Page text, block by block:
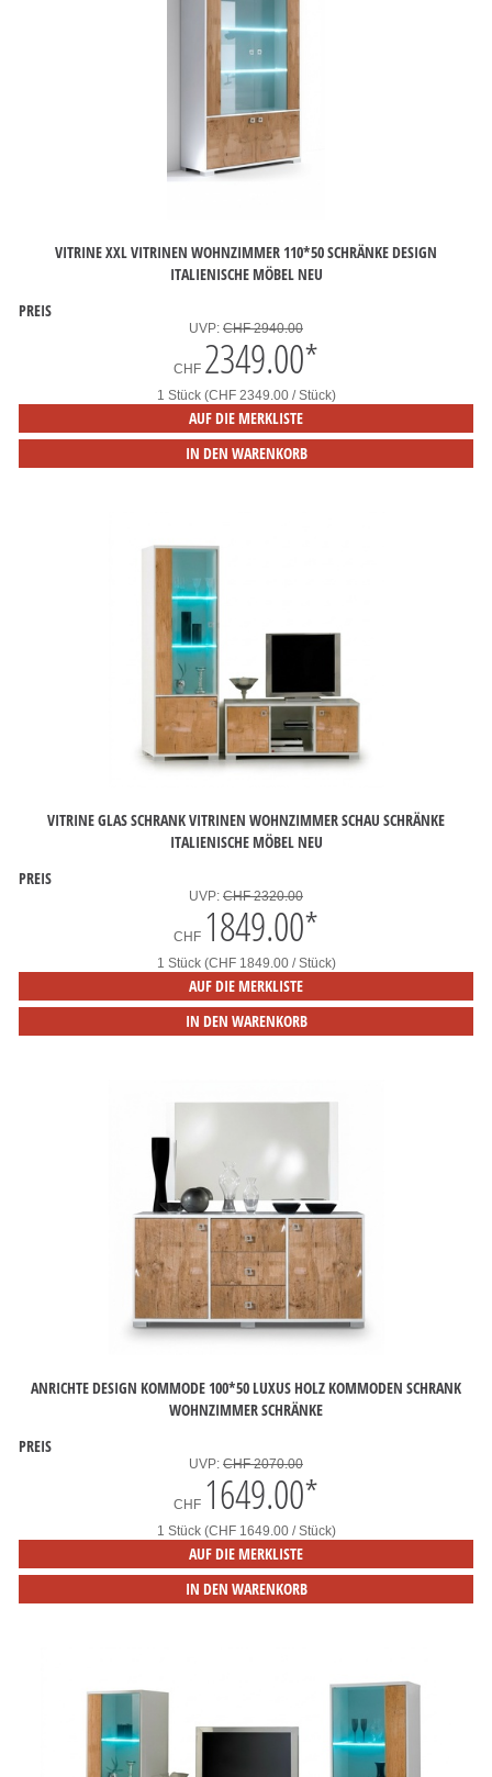
VITRINE XXL VITRINEN WOHNZIMMER 110*50 SCHRÄNKE DESIGN
ITALIENISCHE MÖBEL NEU
PREIS
UVP: CHF 2940.00
CHF 2349.00*
1 Stück (CHF 2349.00 / Stück)
AUF DIE MERKLISTE
IN DEN WARENKORB
VITRINE GLAS SCHRANK VITRINEN WOHNZIMMER SCHAU SCHRÄNKE
ITALIENISCHE MÖBEL NEU
PREIS
UVP: CHF 2320.00
CHF 1849.00*
1 Stück (CHF 1849.00 / Stück)
AUF DIE MERKLISTE
IN DEN WARENKORB
ANRICHTE DESIGN KOMMODE 100*50 LUXUS HOLZ KOMMODEN SCHRANK
WOHNZIMMER SCHRÄNKE
PREIS
UVP: CHF 2070.00
CHF 1649.00*
1 Stück (CHF 1649.00 / Stück)
AUF DIE MERKLISTE
IN DEN WARENKORB